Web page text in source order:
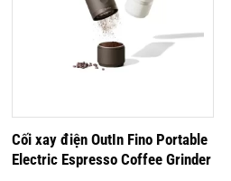
Cối xay điện OutIn Fino Portable
Electric Espresso Coffee Grinder